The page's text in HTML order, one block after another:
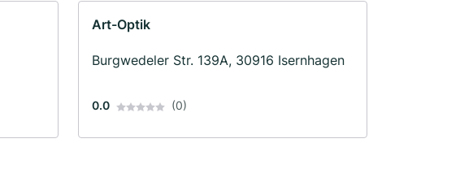
Art-Optik
Burgwedeler Str. 139A, 30916 Isernhagen
0.0 (0)